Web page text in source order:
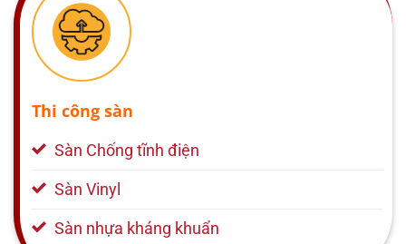
Thi công sàn
Sàn Chống tĩnh điện
Sàn Vinyl
Sàn nhựa kháng khuẩn